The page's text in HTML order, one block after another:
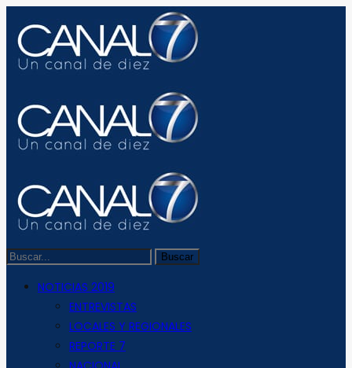
NOTICIAS 2019
ENTREVISTAS
LOCALES Y REGIONALES
REPORTE 7